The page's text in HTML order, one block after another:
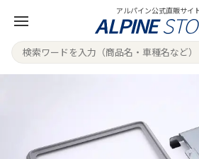
アルパイン公式直販サイ